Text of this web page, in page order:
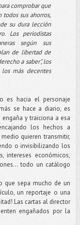
comprobar que
sus ahorros,
su dura lección
Los periodistas
según sus
de libertad de
a saber", los
más decentes
es hacia el personaje
se hace a diario, es
y traiciona a esa
los hechos a
quieren transmitir,
o invisibilizando los
intereses económicos,
todo un catálogo
que sepa mucho de un
un reportaje o una
Las cartas al director
engañados por la